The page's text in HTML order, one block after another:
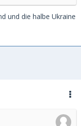
und die halbe Ukraine